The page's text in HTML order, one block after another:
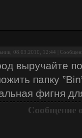
08.03.2010, 12:44 |
выручайте
папку
фигня
Сообщение